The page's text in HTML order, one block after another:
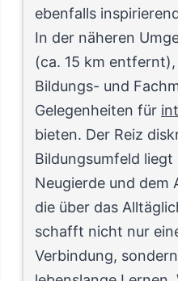
ebenfalls
In der näheren
(ca. 15 km
Bildungs- und
Gelegenheiten für
bieten. Der Reiz
Bildungsumfeld
Neugierde und dem
die über das
schafft nicht nur
Verbindung,